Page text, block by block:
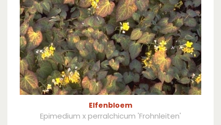
Elfenbloem
Epimedium x perralchicum 'Frohnleiten'